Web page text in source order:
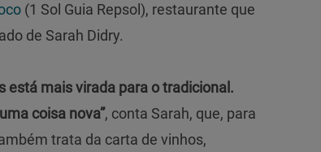
(1 Sol Guia Repsol), restaurante que
de Sarah Didry.
está mais virada para o tradicional.
coisa nova”, conta Sarah, que, para
trata da carta de vinhos,